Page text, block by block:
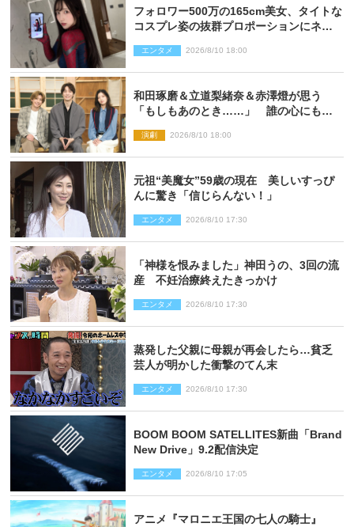
フォロワー500万の165cm美女、タイトな
コスプレ姿の抜群プロポーションにネッ
エンタメ 2026/8/10 18:00
和田琢磨＆立道梨緒奈＆赤澤燈が思う
「もしもあのとき……」 誰の心にもあ
思い
演劇 2026/8/10 18:00
元祖“美魔女”59歳の現在 美しいすっぴ
んに驚き「信じらんない！」
エンタメ 2026/8/10 17:30
「神様を恨みました」神田うの、3回の流
産 不妊治療終えたきっかけ
エンタメ 2026/8/10 17:30
蒸発した父親に母親が再会したら…貧乏
芸人が明かした衝撃のてん末
エンタメ 2026/8/10 17:30
BOOM BOOM SATELLITES新曲「Brand
New Drive」9.2配信決定
エンタメ 2026/8/10 17:05
アニメ『マロニエ王国の七人の騎士』